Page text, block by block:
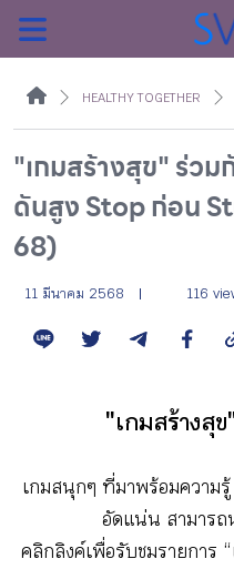
ค้นหา
หน้าแรกแคมเปญ
บทความแนะนำ
สื่อของแคมเปญ
กิจกรรม
HEALTHY TOGETHER
"เกมสร้างสุข" ร่ว
ดันสูง Stop ก่อน
68)
11 มีนาคม 2568 116
"เกมสร้างสุ
เกมสนุกๆ ที่มาพร้อมความรู้
อัดแน่น สามารถ
คลิกลิงค์เพื่อรับชมรายการ “